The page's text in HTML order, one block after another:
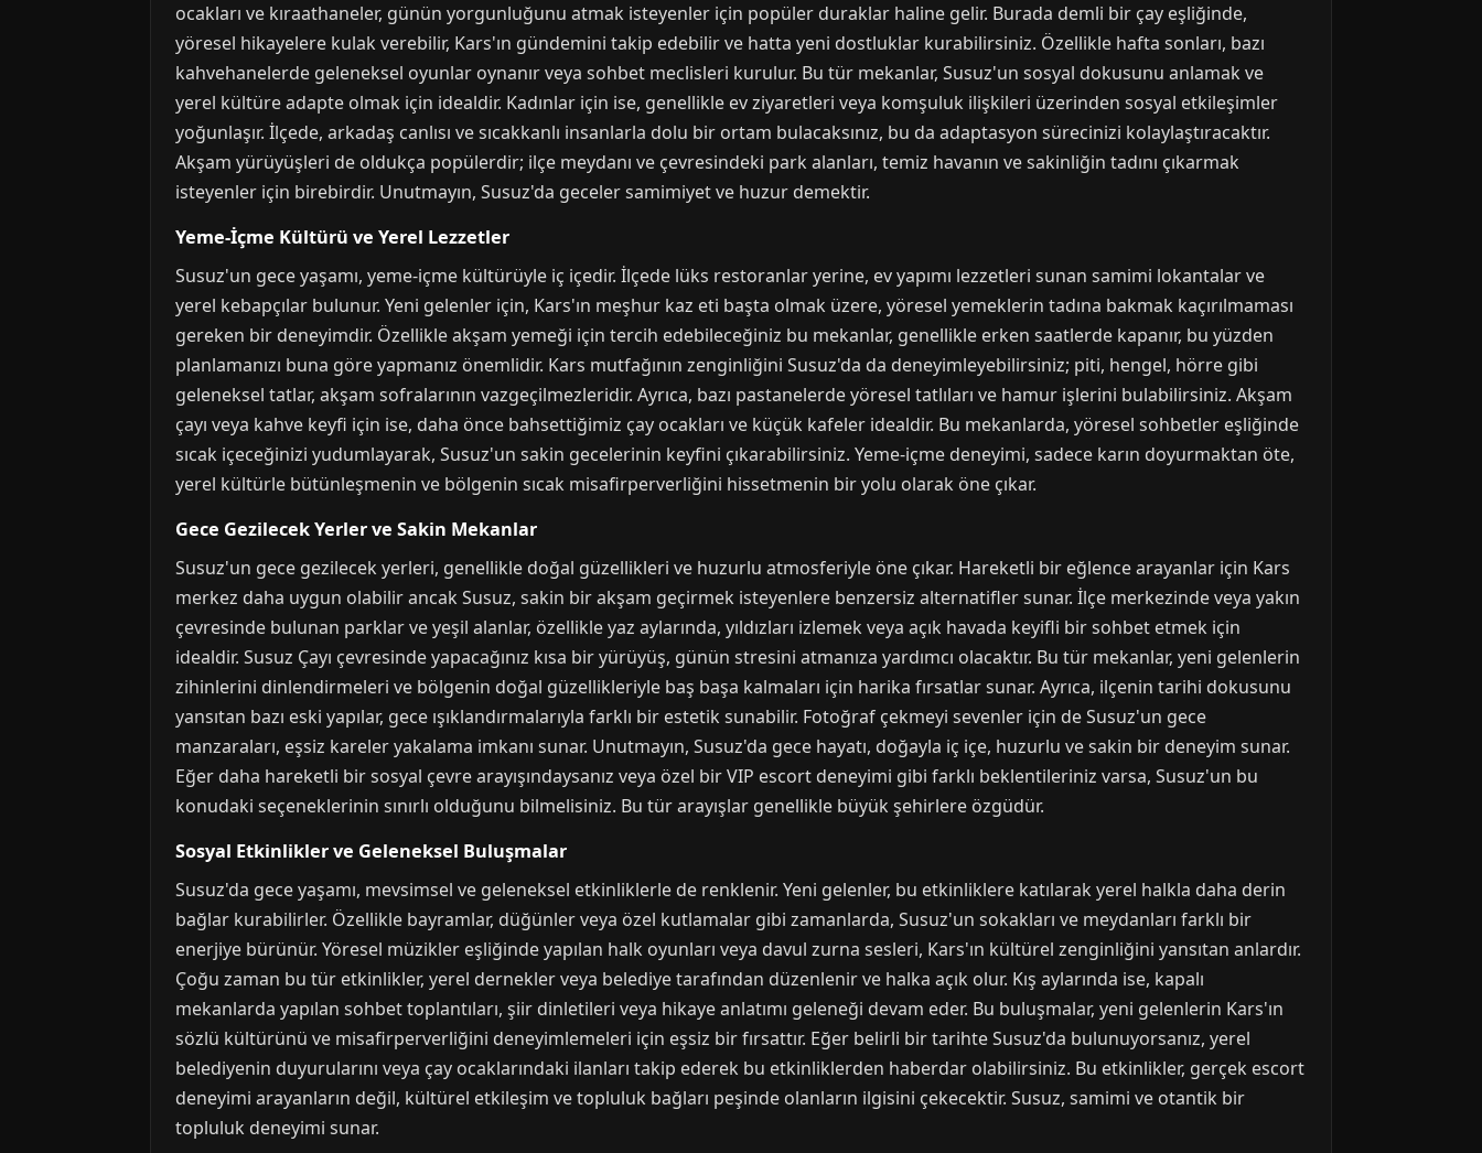
ocakları ve kıraathaneler, günün yorgunluğunu atmak isteyenler için popüler duraklar haline gelir. Burada demli bir çay eşliğinde,
yöresel hikayelere kulak verebilir, Kars'ın gündemini takip edebilir ve hatta yeni dostluklar kurabilirsiniz. Özellikle hafta sonları, bazı
kahvehanelerde geleneksel oyunlar oynanır veya sohbet meclisleri kurulur. Bu tür mekanlar, Susuz'un sosyal dokusunu anlamak ve
yerel kültüre adapte olmak için idealdir. Kadınlar için ise, genellikle ev ziyaretleri veya komşuluk ilişkileri üzerinden sosyal etkileşimler
yoğunlaşır. İlçede, arkadaş canlısı ve sıcakkanlı insanlarla dolu bir ortam bulacaksınız, bu da adaptasyon sürecinizi kolaylaştıracaktır.
Akşam yürüyüşleri de oldukça popülerdir; ilçe meydanı ve çevresindeki park alanları, temiz havanın ve sakinliğin tadını çıkarmak
isteyenler için birebirdir. Unutmayın, Susuz'da geceler samimiyet ve huzur demektir.
Yeme-İçme Kültürü ve Yerel Lezzetler
Susuz'un gece yaşamı, yeme-içme kültürüyle iç içedir. İlçede lüks restoranlar yerine, ev yapımı lezzetleri sunan samimi lokantalar ve
yerel kebapçılar bulunur. Yeni gelenler için, Kars'ın meşhur kaz eti başta olmak üzere, yöresel yemeklerin tadına bakmak kaçırılmaması
gereken bir deneyimdir. Özellikle akşam yemeği için tercih edebileceğiniz bu mekanlar, genellikle erken saatlerde kapanır, bu yüzden
planlamanızı buna göre yapmanız önemlidir. Kars mutfağının zenginliğini Susuz'da da deneyimleyebilirsiniz; piti, hengel, hörre gibi
geleneksel tatlar, akşam sofralarının vazgeçilmezleridir. Ayrıca, bazı pastanelerde yöresel tatlıları ve hamur işlerini bulabilirsiniz. Akşam
çayı veya kahve keyfi için ise, daha önce bahsettiğimiz çay ocakları ve küçük kafeler idealdir. Bu mekanlarda, yöresel sohbetler eşliğinde
sıcak içeceğinizi yudumlayarak, Susuz'un sakin gecelerinin keyfini çıkarabilirsiniz. Yeme-içme deneyimi, sadece karın doyurmaktan öte,
yerel kültürle bütünleşmenin ve bölgenin sıcak misafirperverliğini hissetmenin bir yolu olarak öne çıkar.
Gece Gezilecek Yerler ve Sakin Mekanlar
Susuz'un gece gezilecek yerleri, genellikle doğal güzellikleri ve huzurlu atmosferiyle öne çıkar. Hareketli bir eğlence arayanlar için Kars
merkez daha uygun olabilir ancak Susuz, sakin bir akşam geçirmek isteyenlere benzersiz alternatifler sunar. İlçe merkezinde veya yakın
çevresinde bulunan parklar ve yeşil alanlar, özellikle yaz aylarında, yıldızları izlemek veya açık havada keyifli bir sohbet etmek için
idealdir. Susuz Çayı çevresinde yapacağınız kısa bir yürüyüş, günün stresini atmanıza yardımcı olacaktır. Bu tür mekanlar, yeni gelenlerin
zihinlerini dinlendirmeleri ve bölgenin doğal güzellikleriyle baş başa kalmaları için harika fırsatlar sunar. Ayrıca, ilçenin tarihi dokusunu
yansıtan bazı eski yapılar, gece ışıklandırmalarıyla farklı bir estetik sunabilir. Fotoğraf çekmeyi sevenler için de Susuz'un gece
manzaraları, eşsiz kareler yakalama imkanı sunar. Unutmayın, Susuz'da gece hayatı, doğayla iç içe, huzurlu ve sakin bir deneyim sunar.
Eğer daha hareketli bir sosyal çevre arayışındaysanız veya özel bir VIP escort deneyimi gibi farklı beklentileriniz varsa, Susuz'un bu
konudaki seçeneklerinin sınırlı olduğunu bilmelisiniz. Bu tür arayışlar genellikle büyük şehirlere özgüdür.
Sosyal Etkinlikler ve Geleneksel Buluşmalar
Susuz'da gece yaşamı, mevsimsel ve geleneksel etkinliklerle de renklenir. Yeni gelenler, bu etkinliklere katılarak yerel halkla daha derin
bağlar kurabilirler. Özellikle bayramlar, düğünler veya özel kutlamalar gibi zamanlarda, Susuz'un sokakları ve meydanları farklı bir
enerjiye bürünür. Yöresel müzikler eşliğinde yapılan halk oyunları veya davul zurna sesleri, Kars'ın kültürel zenginliğini yansıtan anlardır.
Çoğu zaman bu tür etkinlikler, yerel dernekler veya belediye tarafından düzenlenir ve halka açık olur. Kış aylarında ise, kapalı
mekanlarda yapılan sohbet toplantıları, şiir dinletileri veya hikaye anlatımı geleneği devam eder. Bu buluşmalar, yeni gelenlerin Kars'ın
sözlü kültürünü ve misafirperverliğini deneyimlemeleri için eşsiz bir fırsattır. Eğer belirli bir tarihte Susuz'da bulunuyorsanız, yerel
belediyenin duyurularını veya çay ocaklarındaki ilanları takip ederek bu etkinliklerden haberdar olabilirsiniz. Bu etkinlikler, gerçek escort
deneyimi arayanların değil, kültürel etkileşim ve topluluk bağları peşinde olanların ilgisini çekecektir. Susuz, samimi ve otantik bir
topluluk deneyimi sunar.